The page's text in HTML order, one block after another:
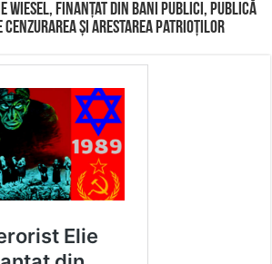
finanțat din bani publici, publică
cenzurarea și arestarea patrioților